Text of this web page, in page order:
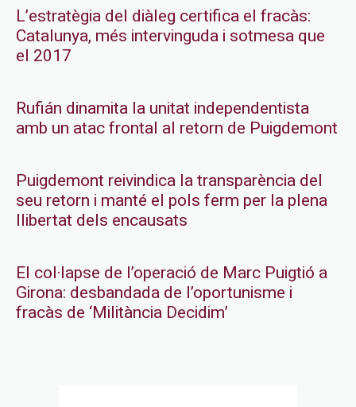
L’estratègia del diàleg certifica el fracàs:
Catalunya, més intervinguda i sotmesa que
el 2017
Rufián dinamita la unitat independentista
amb un atac frontal al retorn de Puigdemont
Puigdemont reivindica la transparència del
seu retorn i manté el pols ferm per la plena
llibertat dels encausats
El col·lapse de l’operació de Marc Puigtió a
Girona: desbandada de l’oportunisme i
fracàs de ‘Militància Decidim’